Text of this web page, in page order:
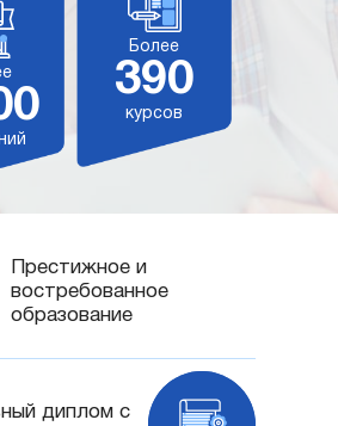
Более
390
курсов
Престижное и
востребованное
образование
диплом с